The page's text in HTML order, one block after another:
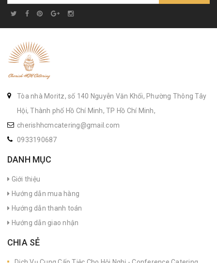
Tòa nhà Moritz, số 140 Nguyễn Văn Khối, Phường Thông Tây
Hội, Thành phố Hồ Chí Minh, TP Hồ Chí Minh,
cherishhcmcatering@gmail.com
0933190687
DANH MỤC
Giới thiệu
Hướng dẫn mua hàng
Hướng dẫn thanh toán
Hướng dẫn giao nhận
CHIA SẺ